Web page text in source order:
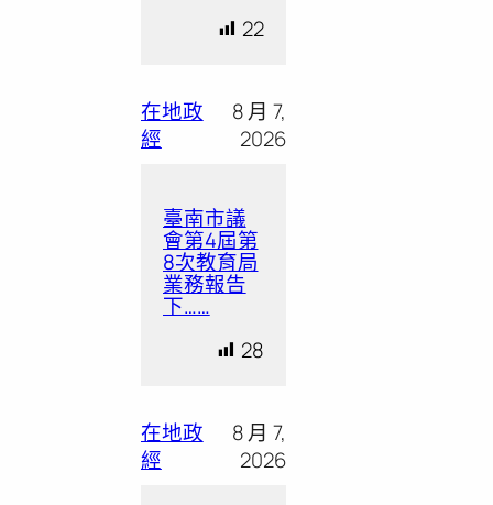
22
在地政
經
8 月 7,
2026
臺南市議
會第4屆第
8次教育局
業務報告
下……
28
在地政
經
8 月 7,
2026